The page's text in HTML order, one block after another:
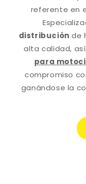
referente en
distribución de
alta calidad,
para
compromiso
ganándose la